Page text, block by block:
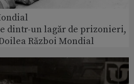
dintr-un lagăr de prizonieri,
Război Mondial